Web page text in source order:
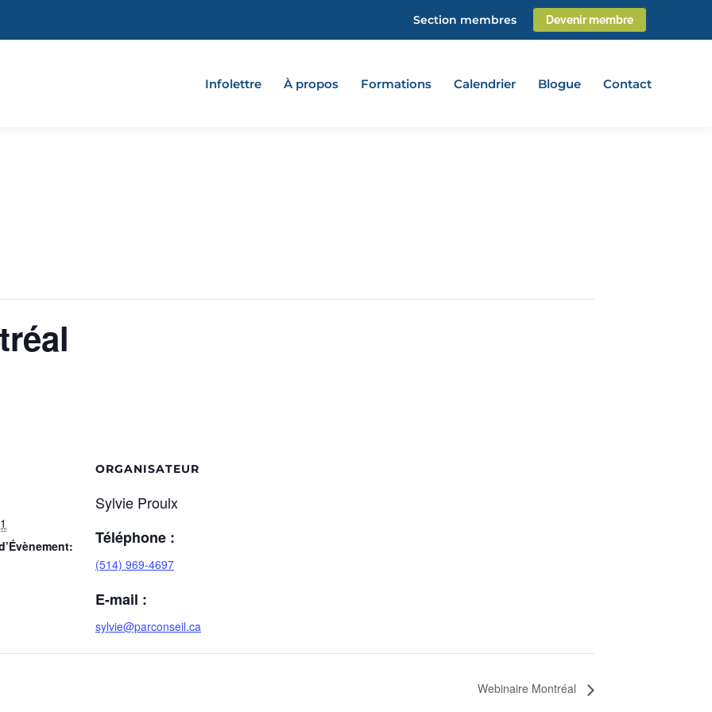
Section membres Devenir membre
Infolettre À propos Formations Calendrier Blogue Contact
ORGANISATEUR
Sylvie Proulx
Téléphone :
(514) 969-4697
E-mail :
sylvie@parconseil.ca
Webinaire Montréal